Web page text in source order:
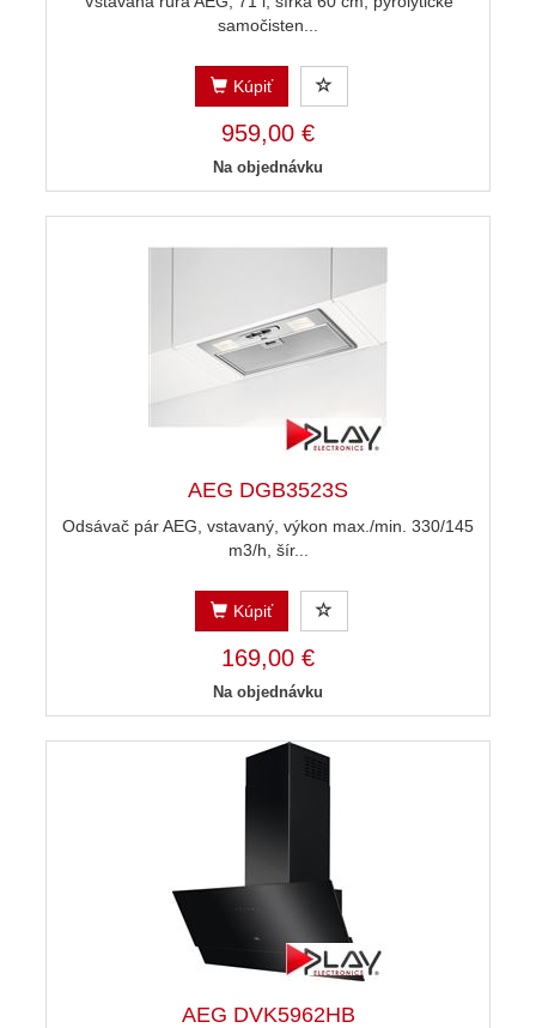
samočisten...
Kúpiť
959,00 €
Na objednávku
AEG DGB3523S
Odsávač pár AEG, vstavaný, výkon max./min. 330/145
m3/h, šír...
Kúpiť
169,00 €
Na objednávku
AEG DVK5962HB